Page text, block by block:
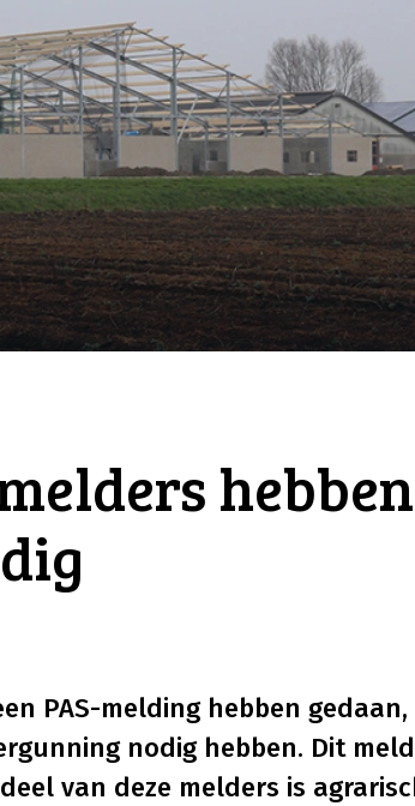
hebben
PAS-melding hebben
nodig hebben. Dit
van deze melders is